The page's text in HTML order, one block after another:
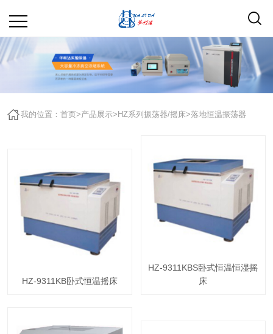
我的位置：首页>产品展示> HZ系列振荡器/摇床>落地恒温振荡器
HZ-9311KB卧式恒温摇床
HZ-9311KBS卧式恒温恒湿摇
床